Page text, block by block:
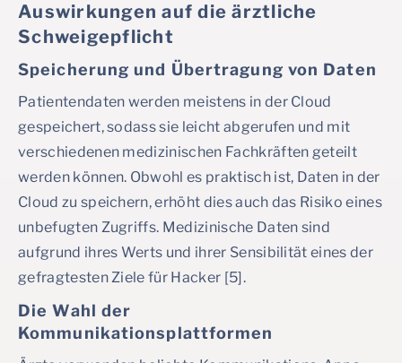
Auswirkungen auf die ärztliche
Schweigepflicht
Speicherung und Übertragung von Daten
Patientendaten werden meistens in der Cloud
gespeichert, sodass sie leicht abgerufen und mit
verschiedenen medizinischen Fachkräften geteilt
werden können. Obwohl es praktisch ist, Daten in der
Cloud zu speichern, erhöht dies auch das Risiko eines
unbefugten Zugriffs. Medizinische Daten sind
aufgrund ihres Werts und ihrer Sensibilität eines der
gefragtesten Ziele für Hacker [5].
Die Wahl der
Kommunikationsplattformen